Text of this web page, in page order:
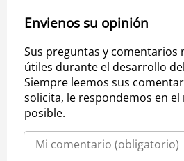
Envienos su opinión
Sus preguntas y comentarios
útiles durante el desarrollo
Siempre leemos sus
solicita, le respondemos en
posible.